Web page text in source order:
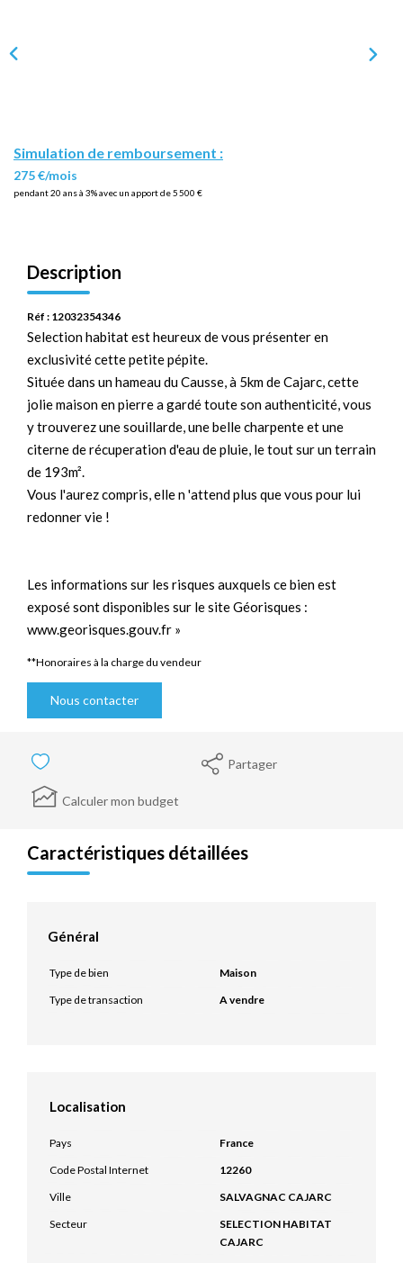
Simulation de remboursement :
275 €/mois
pendant 20 ans à 3% avec un apport de 5 500 €
Description
Réf : 12032354346
Selection habitat est heureux de vous présenter en
exclusivité cette petite pépite.
Située dans un hameau du Causse, à 5km de Cajarc, cette
jolie maison en pierre a gardé toute son authenticité, vous
y trouverez une souillarde, une belle charpente et une
citerne de récuperation d'eau de pluie, le tout sur un terrain
de 193m².
Vous l'aurez compris, elle n 'attend plus que vous pour lui
redonner vie !
Les informations sur les risques auxquels ce bien est
exposé sont disponibles sur le site Géorisques :
www.georisques.gouv.fr »
**Honoraires à la charge du vendeur
Nous contacter
Partager
Calculer mon budget
Caractéristiques détaillées
Général
Type de bien
Maison
Type de transaction
A vendre
Localisation
Pays
France
Code Postal Internet
12260
Ville
SALVAGNAC CAJARC
Secteur
SELECTION HABITAT
CAJARC